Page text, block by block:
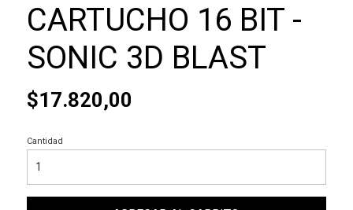
CARTUCHO 16 BIT -
SONIC 3D BLAST
$17.820,00
Cantidad